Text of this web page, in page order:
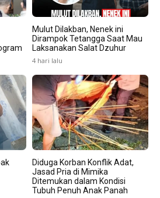
Mulut Dilakban, Nenek ini
Dirampok Tetangga Saat Mau
Laksanakan Salat Dzuhur
4 hari lalu
Diduga Korban Konflik Adat,
Jasad Pria di Mimika
Ditemukan dalam Kondisi
Tubuh Penuh Anak Panah